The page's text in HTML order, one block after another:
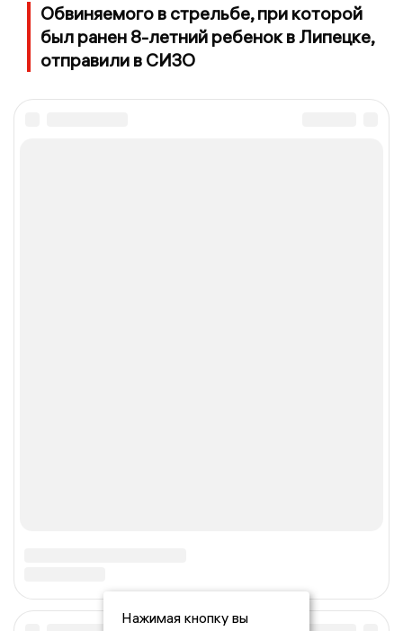
Обвиняемого в стрельбе, при которой
был ранен 8-летний ребенок в Липецке,
отправили в СИЗО
Нажимая кнопку вы